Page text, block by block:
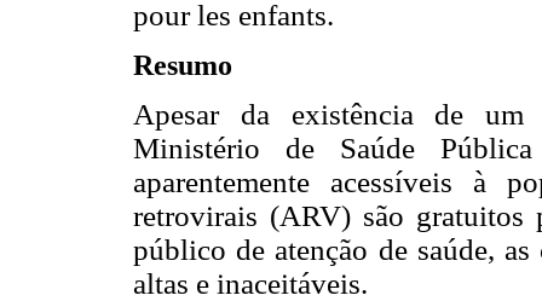
pour les enfants.
Resumo
Apesar da existência de
Ministério de Saúde
aparentemente acessíveis à
retrovirais (ARV) são gratuitos
público de atenção de saúde,
altas e inaceitáveis.